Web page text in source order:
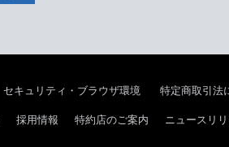
セキュリティ・ブラウザ環境 特定商取引法
採用情報 特約店のご案内 ニュースリ